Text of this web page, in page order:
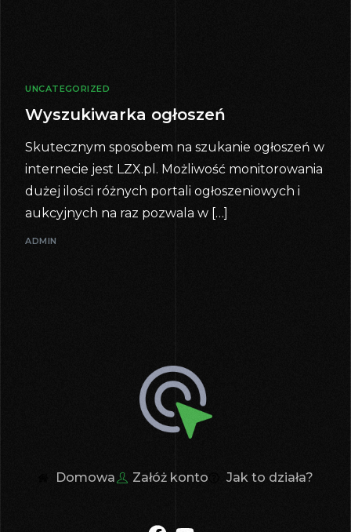
UNCATEGORIZED
Wyszukiwarka ogłoszeń
Skutecznym sposobem na szukanie ogłoszeń w
internecie jest LZX.pl. Możliwość monitorowania
dużej ilości różnych portali ogłoszeniowych i
aukcyjnych na raz pozwala w […]
ADMIN
Domowa Załóż konto Jak to działa?